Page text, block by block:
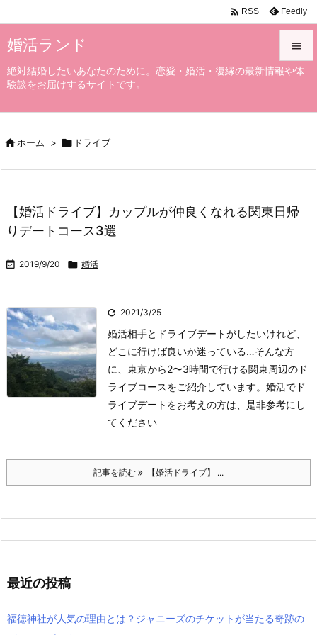
婚活ランド
絶対結婚したいあなたのために。恋愛・婚活・復縁の最新情報や体
験談をお届けするサイトです。




 RSS Feedly
ホーム >  ドライブ
【婚活ドライブ】カップルが仲良くなれる関東日帰
りデートコース3選
 2019/9/20  婚活
 2021/3/25
婚活相手とドライブデートがしたいけれど、
どこに行けば良いか迷っている…そんな方
に、東京から2〜3時間で行ける関東周辺のド
ライブコースをご紹介しています。婚活でド
ライブデートをお考えの方は、是非参考にし
てください
記事を読む 【婚活ドライブ】 ...
最近の投稿
福徳神社が人気の理由とは？ジャニーズのチケットが当たる奇跡の